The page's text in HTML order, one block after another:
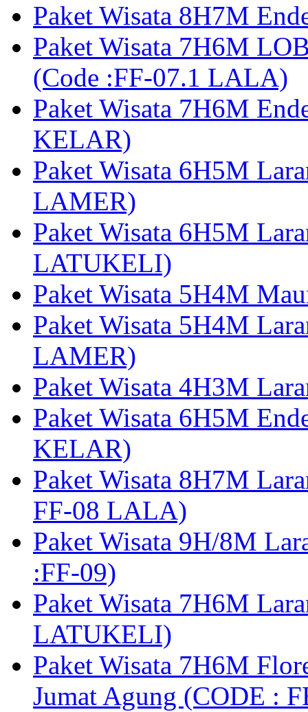
Paket Wisata 8H7M
Paket Wisata 7H6M
(Code :FF-07.1 LALA)
Paket Wisata 7H6M
KELAR)
Paket Wisata 6H5M
LAMER)
Paket Wisata 6H5M
LATUKELI)
Paket Wisata 5H4M
Paket Wisata 5H4M
LAMER)
Paket Wisata 4H3M
Paket Wisata 6H5M
KELAR)
Paket Wisata 8H7M
FF-08 LALA)
Paket Wisata 9H/8M
:FF-09)
Paket Wisata 7H6M
LATUKELI)
Paket Wisata 7H6M
Jumat Agung (CODE :